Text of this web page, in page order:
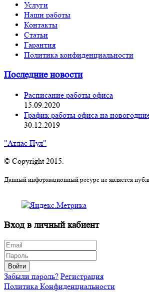
Услуги
Наши работы
Контакты
Статьи
Гарантия
Политика конфиденциальности
Последние новости
Расписание работы офиса
15.09.2020
График работы офиса на
30.12.2019
"Атлас Пул"
© Copyright 2015.
Данный информационный ресурс не является
Вход в личный кабиент
Войти
Забыли пароль? Регистрация
Политика Конфиденциальности